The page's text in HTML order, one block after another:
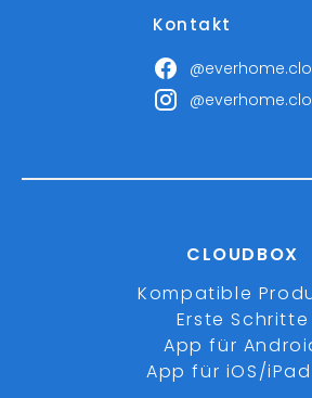
Kontakt
CLOUDBOX
Kompatible
Erste Schritte
App für
App für iOS/